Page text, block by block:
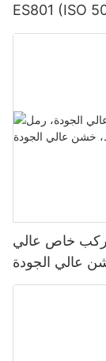
ES801 (ISO
خاص عالي
عالي الجودة